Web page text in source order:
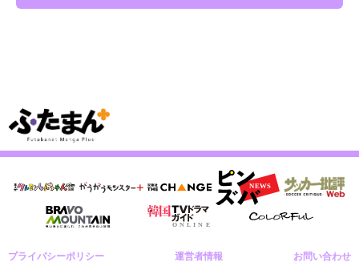
プライバシーポリシー 運営者情報 お問い合わせ